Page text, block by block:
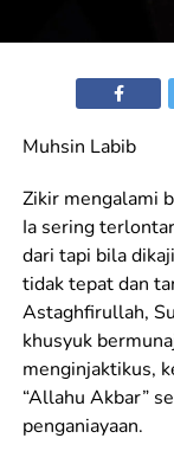
Muhsin Labib
Zikir mengalami
Ia sering
dari tapi bila
tidak tepat dan
Astaghfirullah,
khusyuk
menginjaktikus,
“Allahu Akbar”
penganiayaan.